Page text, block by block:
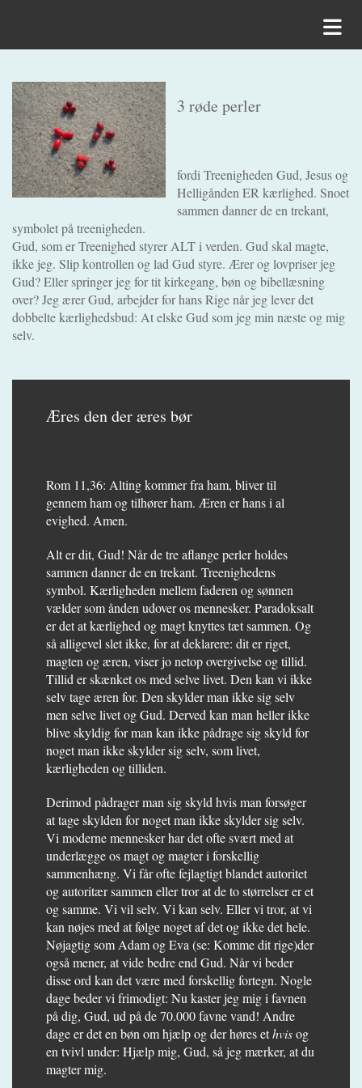
3 røde perler
fordi Treenigheden Gud, Jesus og
Helligånden ER kærlighed. Snoet
sammen danner de en trekant,
symbolet på treenigheden.
Gud, som er Treenighed styrer ALT i verden. Gud skal magte,
ikke jeg. Slip kontrollen og lad Gud styre. Ærer og lovpriser jeg
Gud? Eller springer jeg for tit kirkegang, bøn og bibellæsning
over? Jeg ærer Gud, arbejder for hans Rige når jeg lever det
dobbelte kærlighedsbud: At elske Gud som jeg min næste og mig
selv.
Æres den der æres bør
Rom 11,36: Alting kommer fra ham, bliver til
gennem ham og tilhører ham. Æren er hans i al
evighed. Amen.
Alt er dit, Gud! Når de tre aflange perler holdes
sammen danner de en trekant. Treenighedens
symbol. Kærligheden mellem faderen og sønnen
vælder som ånden udover os mennesker. Paradoksalt
er det at kærlighed og magt knyttes tæt sammen. Og
så alligevel slet ikke, for at deklarere: dit er riget,
magten og æren, viser jo netop overgivelse og tillid.
Tillid er skænket os med selve livet. Den kan vi ikke
selv tage æren for. Den skylder man ikke sig selv
men selve livet og Gud. Derved kan man heller ikke
blive skyldig for man kan ikke pådrage sig skyld for
noget man ikke skylder sig selv, som livet,
kærligheden og tilliden.
Derimod pådrager man sig skyld hvis man forsøger
at tage skylden for noget man ikke skylder sig selv.
Vi moderne mennesker har det ofte svært med at
underlægge os magt og magter i forskellig
sammenhæng. Vi får ofte fejlagtigt blandet autoritet
og autoritær sammen eller tror at de to størrelser er et
og samme. Vi vil selv. Vi kan selv. Eller vi tror, at vi
kan nøjes med at følge noget af det og ikke det hele.
Nøjagtig som Adam og Eva (se: Komme dit rige)der
også mener, at vide bedre end Gud. Når vi beder
disse ord kan det være med forskellig fortegn. Nogle
dage beder vi frimodigt: Nu kaster jeg mig i favnen
på dig, Gud, ud på de 70.000 favne vand! Andre
dage er det en bøn om hjælp og der høres ethvisog
en tvivl under: Hjælp mig, Gud, så jeg mærker, at du
magter mig.